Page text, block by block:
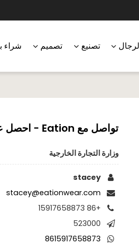
تصنيع تصميم شراء
تواصل مع Eation - احصل على خدمات تخصيص ملابس اليوغا
وزارة التجارة الخارجية
stacey
stacey@eationwear.com
+86 15917658873
523000
8615917658873